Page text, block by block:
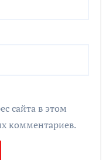
сайта в этом
комментариев.